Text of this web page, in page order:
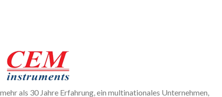
mehr als 30 Jahre Erfahrung, ein multinationales Unternehmen,